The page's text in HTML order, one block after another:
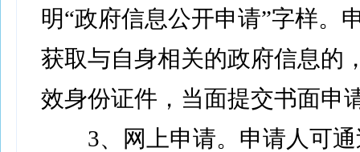
明“政府信息公开申请”字样。
获取与自身相关的政府信息的
效身份证件，当面提交书面申
3、网上申请。申请人可通